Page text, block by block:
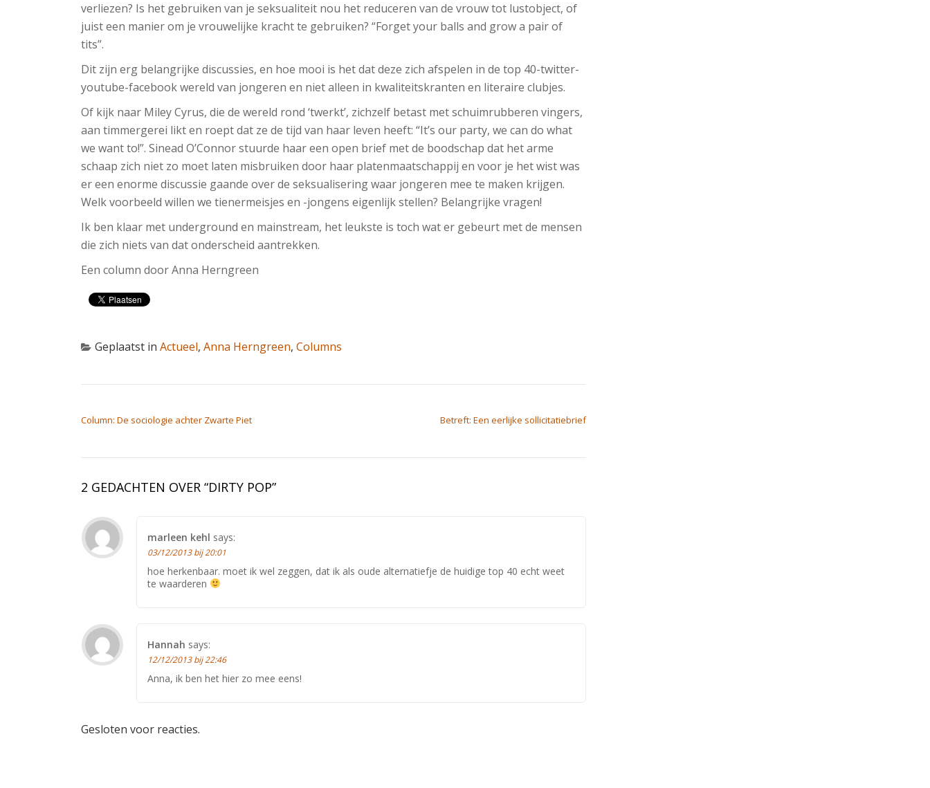
verliezen? Is het gebruiken van je seksualiteit nou het reduceren van de vrouw tot lustobject, of
juist een manier om je vrouwelijke kracht te gebruiken? “Forget your balls and grow a pair of
tits”.
Dit zijn erg belangrijke discussies, en hoe mooi is het dat deze zich afspelen in de top 40-twitter-
youtube-facebook wereld van jongeren en niet alleen in kwaliteitskranten en literaire clubjes.
Of kijk naar Miley Cyrus, die de wereld rond ‘twerkt’, zichzelf betast met schuimrubberen vingers,
aan timmergerei likt en roept dat ze de tijd van haar leven heeft: “It’s our party, we can do what
we want to!”. Sinead O’Connor stuurde haar een open brief met de boodschap dat het arme
schaap zich niet zo moet laten misbruiken door haar platenmaatschappij en voor je het wist was
er een enorme discussie gaande over de seksualisering waar jongeren mee te maken krijgen.
Welk voorbeeld willen we tienermeisjes en -jongens eigenlijk stellen? Belangrijke vragen!
Ik ben klaar met underground en mainstream, het leukste is toch wat er gebeurt met de mensen
die zich niets van dat onderscheid aantrekken.
Een column door Anna Herngreen
Geplaatst in Actueel, Anna Herngreen, Columns
Column: De sociologie achter Zwarte Piet Betreft: Een eerlijke sollicitatiebrief
2 GEDACHTEN OVER “DIRTY POP”
marleen kehl says:
03/12/2013 bij 20:01
hoe herkenbaar. moet ik wel zeggen, dat ik als oude alternatiefje de huidige top 40 echt weet
te waarderen
Hannah says:
12/12/2013 bij 22:46
Anna, ik ben het hier zo mee eens!
Gesloten voor reacties.